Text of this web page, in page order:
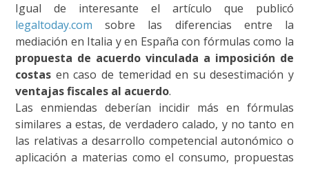
Igual de interesante el artículo que publicó
legaltoday.com sobre las diferencias entre la
mediación en Italia y en España con fórmulas como la
propuesta de acuerdo vinculada a imposición de
costas en caso de temeridad en su desestimación y
ventajas fiscales al acuerdo.
Las enmiendas deberían incidir más en fórmulas
similares a estas, de verdadero calado, y no tanto en
las relativas a desarrollo competencial autonómico o
aplicación a materias como el consumo, propuestas